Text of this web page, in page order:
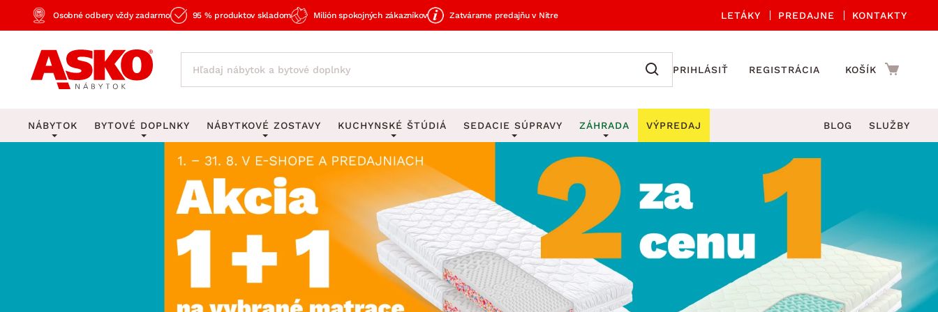
Osobné odbery vždy zadarmo 95 % produktov skladom Milión spokojných zákazníkov Zatvárame predajňu v Nitre LETÁKY PREDAJNE KONTAKTY
PRIHLÁSIŤ REGISTRÁCIA KOŠÍK
NÁBYTOK BYTOVÉ DOPLNKY
OSVETLENIE
Stolové lampy a lampičky
Stropné osvetlenie
Lustre a závesné svietidlá
Stojacie lampy
Zobrazit vše
DEKORÁCIE
Obrazy
Zrkadlá
Hodiny
Vázy
Zobrazit vše
UKLADANIE A ORGANIZÁCIA
Vešiaky na kľúče
Stojany na dáždniky
Stojany na noviny
Stojany na oblečenie
Zobrazit vše
DROBNÉ BYTOVÉ DOPLNKY
Kuchynské príslušenstvo
Záhradné doplnky
NÁBYTKOVÉ ZOSTAVY
Obývacie zostavy
Spálňové zostavy
Kuchynské zostavy
Predsieňové zostavy
KUCHYNSKÉ ŠTÚDIÁ SEDACIE SÚPRAVY
Sedacie súpravy do U
Rohové sedacie súpravy
Sedacie súpravy 3-2-1
Sedacie súpravy na mieru
ZÁHRADA
Záhradné stoličky a kreslá
Záhradné stoly
Záhradné hojdačky
Záhradné lehátka
VÝPREDAJ BLOG SLUŽBY